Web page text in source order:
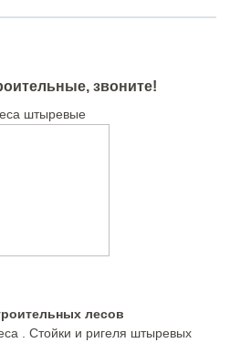
звоните!
лесов
. Стойки и ригеля штыревых